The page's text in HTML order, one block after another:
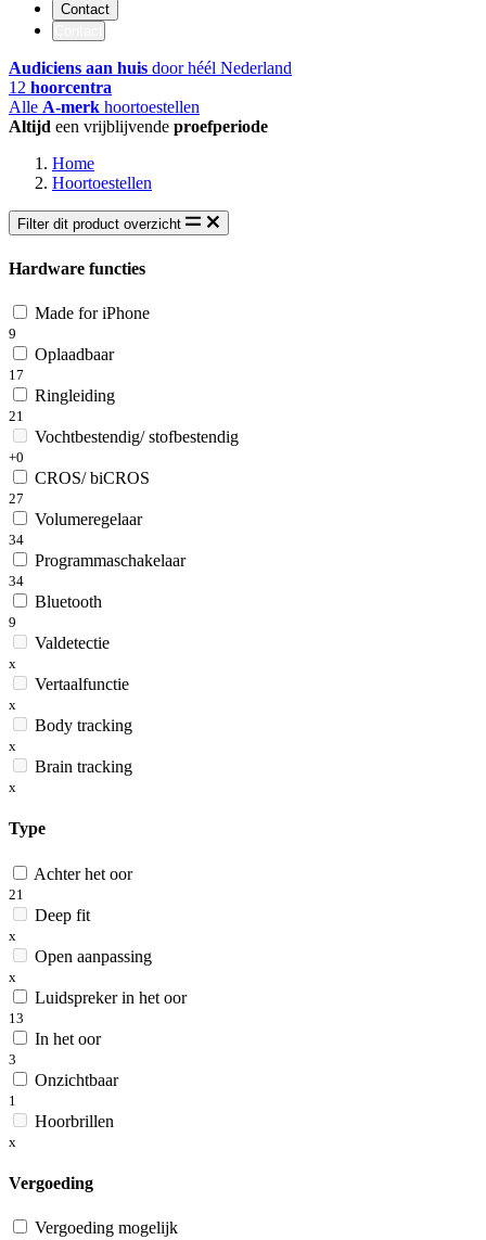
Contact
Audiciens aan huis door héél Nederland
12 hoorcentra
Alle A-merk hoortoestellen
Altijd een vrijblijvende proefperiode
Home
Hoortoestellen
Filter dit product overzicht
Hardware functies
Made for iPhone
9
Oplaadbaar
17
Ringleiding
21
Vochtbestendig/ stofbestendig
+0
CROS/ biCROS
27
Volumeregelaar
34
Programmaschakelaar
34
Bluetooth
9
Valdetectie
x
Vertaalfunctie
x
Body tracking
x
Brain tracking
x
Type
Achter het oor
21
Deep fit
x
Open aanpassing
x
Luidspreker in het oor
13
In het oor
3
Onzichtbaar
1
Hoorbrillen
x
Vergoeding
Vergoeding mogelijk